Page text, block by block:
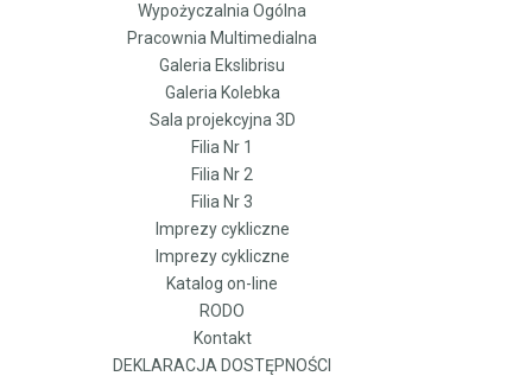
Wypożyczalnia Ogólna
Pracownia Multimedialna
Galeria Ekslibrisu
Galeria Kolebka
Sala projekcyjna 3D
Filia Nr 1
Filia Nr 2
Filia Nr 3
Imprezy cykliczne
Imprezy cykliczne
Katalog on-line
RODO
Kontakt
DEKLARACJA DOSTĘPNOŚCI